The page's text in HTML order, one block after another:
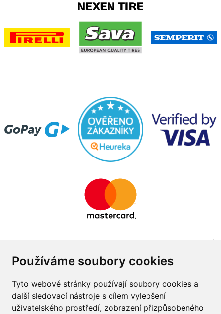
Používáme soubory cookies
Tyto webové stránky používají soubory cookies a
další sledovací nástroje s cílem vylepšení
uživatelského prostředí, zobrazení přizpůsobeného
Tento projekt byl realizován za finanční podpory z prostředků
obchodu v programu The Country for the Future